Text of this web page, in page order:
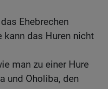
Ehebrechen
kann das Huren nicht
man zu einer Hure
und Oholiba, den